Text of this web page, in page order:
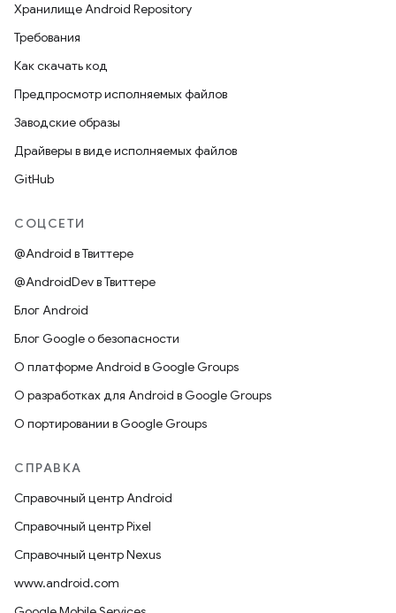
Хранилище Android Repository
Требования
Как скачать код
Предпросмотр исполняемых файлов
Заводские образы
Драйверы в виде исполняемых файлов
GitHub
СОЦСЕТИ
@Android в Твиттере
@AndroidDev в Твиттере
Блог Android
Блог Google о безопасности
О платформе Android в Google Groups
О разработках для Android в Google Groups
О портировании в Google Groups
СПРАВКА
Справочный центр Android
Справочный центр Pixel
Справочный центр Nexus
www.android.com